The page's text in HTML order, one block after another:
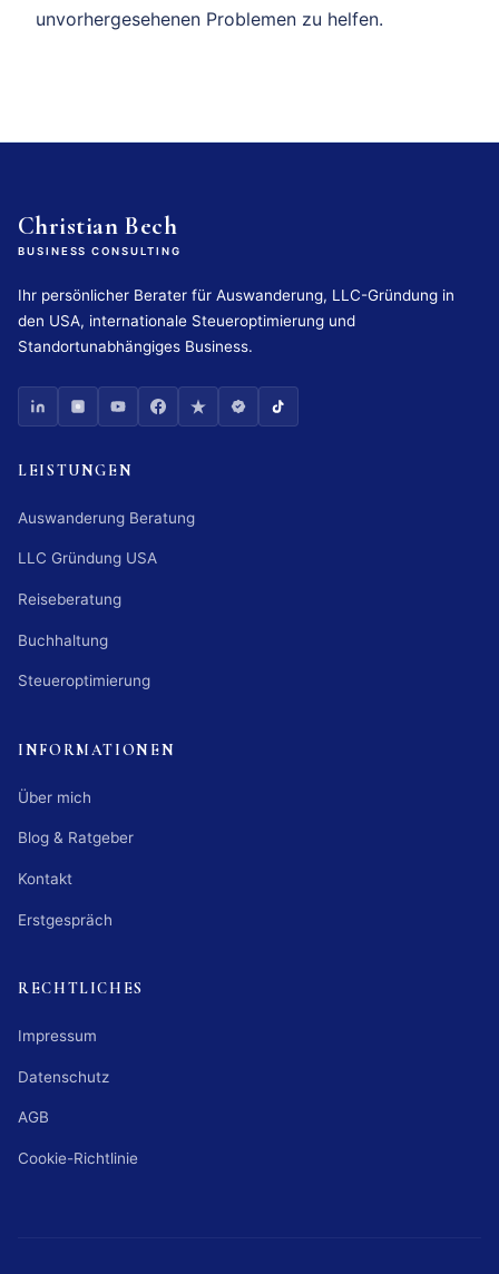
unvorhergesehenen Problemen zu helfen.
Christian Bech
BUSINESS CONSULTING
Ihr persönlicher Berater für Auswanderung, LLC-Gründung in
den USA, internationale Steueroptimierung und
Standortunabhängiges Business.
LEISTUNGEN
Auswanderung Beratung
LLC Gründung USA
Reiseberatung
Buchhaltung
Steueroptimierung
INFORMATIONEN
Über mich
Blog & Ratgeber
Kontakt
Erstgespräch
RECHTLICHES
Impressum
Datenschutz
AGB
Cookie-Richtlinie